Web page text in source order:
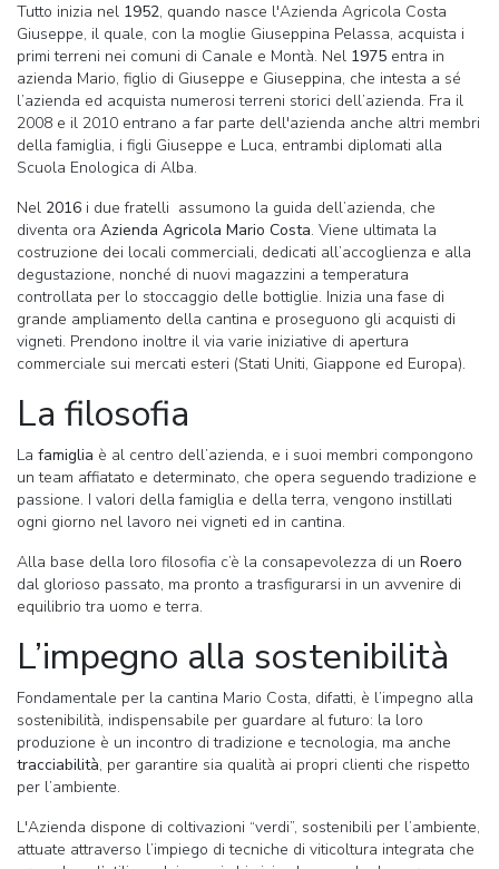
Tutto inizia nel 1952, quando nasce l'Azienda Agricola Costa
Giuseppe, il quale, con la moglie Giuseppina Pelassa, acquista i
primi terreni nei comuni di Canale e Montà. Nel 1975 entra in
azienda Mario, figlio di Giuseppe e Giuseppina, che intesta a sé
l’azienda ed acquista numerosi terreni storici dell’azienda. Fra il
2008 e il 2010 entrano a far parte dell'azienda anche altri membri
della famiglia, i figli Giuseppe e Luca, entrambi diplomati alla
Scuola Enologica di Alba.
Nel 2016 i due fratelli assumono la guida dell’azienda, che
diventa ora Azienda Agricola Mario Costa. Viene ultimata la
costruzione dei locali commerciali, dedicati all’accoglienza e alla
degustazione, nonché di nuovi magazzini a temperatura
controllata per lo stoccaggio delle bottiglie. Inizia una fase di
grande ampliamento della cantina e proseguono gli acquisti di
vigneti. Prendono inoltre il via varie iniziative di apertura
commerciale sui mercati esteri (Stati Uniti, Giappone ed Europa).
La filosofia
La famiglia è al centro dell’azienda, e i suoi membri compongono
un team affiatato e determinato, che opera seguendo tradizione e
passione. I valori della famiglia e della terra, vengono instillati
ogni giorno nel lavoro nei vigneti ed in cantina.
Alla base della loro filosofia c’è la consapevolezza di un Roero
dal glorioso passato, ma pronto a trasfigurarsi in un avvenire di
equilibrio tra uomo e terra.
L’impegno alla sostenibilità
Fondamentale per la cantina Mario Costa, difatti, è l’impegno alla
sostenibilità, indispensabile per guardare al futuro: la loro
produzione è un incontro di tradizione e tecnologia, ma anche
tracciabilità, per garantire sia qualità ai propri clienti che rispetto
per l’ambiente.
L'Azienda dispone di coltivazioni “verdi”, sostenibili per l’ambiente,
attuate attraverso l’impiego di tecniche di viticoltura integrata che